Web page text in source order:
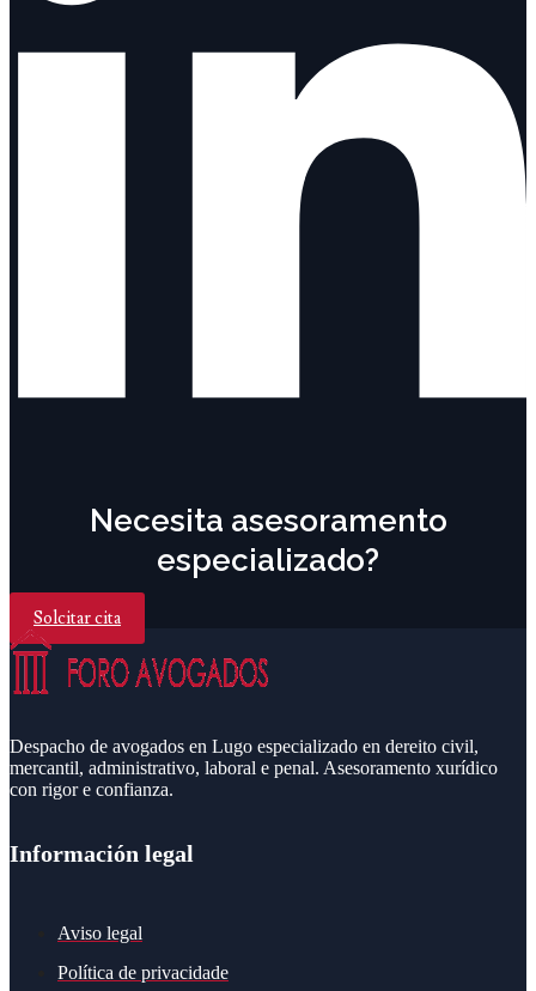
Necesita asesoramento
especializado?
Solcitar cita
Despacho de avogados en Lugo especializado en dereito civil,
mercantil, administrativo, laboral e penal. Asesoramento xurídico
con rigor e confianza.
Información legal
Aviso legal
Política de privacidade